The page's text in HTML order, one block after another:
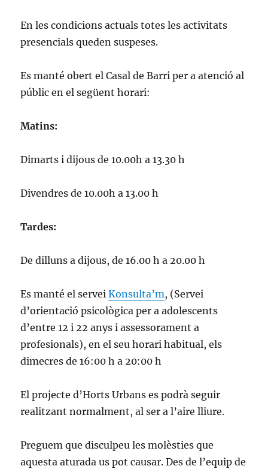
En les condicions actuals totes les activitats
presencials queden suspeses.
Es manté obert el Casal de Barri per a atenció al
públic en el següent horari:
Matins:
Dimarts i dijous de 10.00h a 13.30h
Divendres de 10.00h a 13.00 h
Tardes:
De dilluns a dijous, de16.00 h a 20.00 h
Es manté el serveiKonsulta’m, (Servei
d’orientació psicològica per a adolescents
d’entre 12 i 22 anys i assessorament a
profesionals), en el seu horari habitual, els
dimecres de 16:00 h a 20:00 h
El projecte d’Horts Urbans es podrà seguir
realitzant normalment, al ser a l’aire lliure.
Preguem que disculpeu les molèsties que
aquesta aturada us pot causar. Des de l’equip de